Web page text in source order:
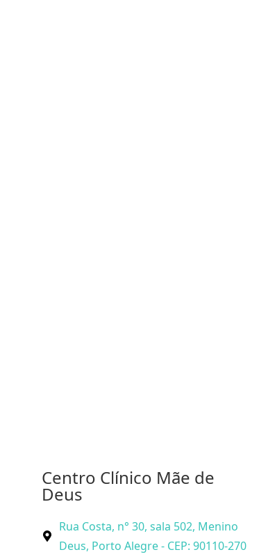
Centro Clínico Mãe de
Deus
Rua Costa, n° 30, sala 502, Menino
Deus, Porto Alegre - CEP: 90110-270